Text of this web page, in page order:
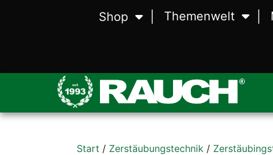
Shop
Zerstäubungstechnik
Lebensmittelmaschinen
Themenwelt
Zerstäuben
Start / Zerstäubungstechnik /